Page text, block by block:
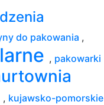
do pakowania ,
, pakowarki
, kujawsko-pomorskie